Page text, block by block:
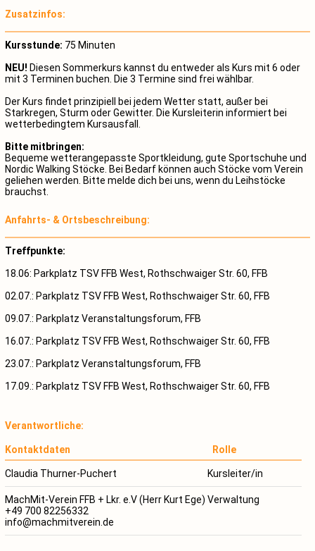
Zusatzinfos:
Kursstunde: 75 Minuten
NEU! Diesen Sommerkurs kannst du entweder als Kurs mit 6 oder
mit 3 Terminen buchen. Die 3 Termine sind frei wählbar.
Der Kurs findet prinzipiell bei jedem Wetter statt, außer bei
Starkregen, Sturm oder Gewitter. Die Kursleiterin informiert bei
wetterbedingtem Kursausfall.
Bitte mitbringen:
Bequeme wetterangepasste Sportkleidung, gute Sportschuhe und
Nordic Walking Stöcke. Bei Bedarf können auch Stöcke vom Verein
geliehen werden. Bitte melde dich bei uns, wenn du Leihstöcke
brauchst.
Anfahrts- & Ortsbeschreibung:
Treffpunkte:
18.06: Parkplatz TSV FFB West, Rothschwaiger Str. 60, FFB
02.07.: Parkplatz TSV FFB West, Rothschwaiger Str. 60, FFB
09.07.: Parkplatz Veranstaltungsforum, FFB
16.07.: Parkplatz TSV FFB West, Rothschwaiger Str. 60, FFB
23.07.: Parkplatz Veranstaltungsforum, FFB
17.09.: Parkplatz TSV FFB West, Rothschwaiger Str. 60, FFB
Verantwortliche:
Kontaktdaten Rolle
Claudia Thurner-Puchert Kursleiter/in
MachMit-Verein FFB + Lkr. e.V (Herr Kurt Ege)
+49 700 82256332
info@machmitverein.de
Verwaltung